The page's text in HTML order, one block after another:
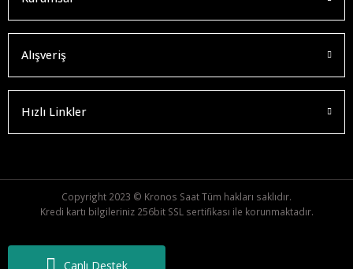
Canlı Destek
Alışveriş
Hızlı Linkler
Copyright 2023 © Kronos Saat Tüm hakları saklıdır.
Kredi kartı bilgileriniz 256bit SSL sertifikası ile korunmaktadır.